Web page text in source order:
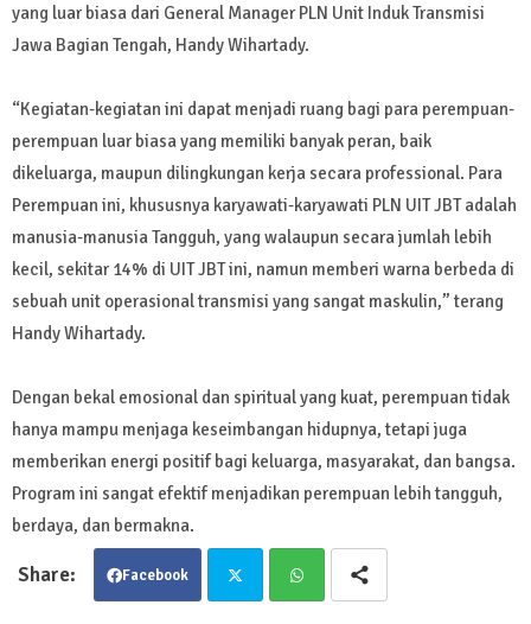
yang luar biasa dari General Manager PLN Unit Induk Transmisi
Jawa Bagian Tengah, Handy Wihartady.
“Kegiatan-kegiatan ini dapat menjadi ruang bagi para perempuan-
perempuan luar biasa yang memiliki banyak peran, baik
dikeluarga, maupun dilingkungan kerja secara professional. Para
Perempuan ini, khususnya karyawati-karyawati PLN UIT JBT adalah
manusia-manusia Tangguh, yang walaupun secara jumlah lebih
kecil, sekitar 14% di UIT JBT ini, namun memberi warna berbeda di
sebuah unit operasional transmisi yang sangat maskulin,” terang
Handy Wihartady.
Dengan bekal emosional dan spiritual yang kuat, perempuan tidak
hanya mampu menjaga keseimbangan hidupnya, tetapi juga
memberikan energi positif bagi keluarga, masyarakat, dan bangsa.
Program ini sangat efektif menjadikan perempuan lebih tangguh,
berdaya, dan bermakna.
Facebook